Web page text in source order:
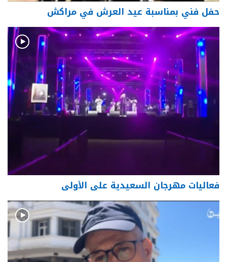
حفل فني بمناسبة عيد العرش في مراكش
فعاليات مهرجان السعيدية على الأولى